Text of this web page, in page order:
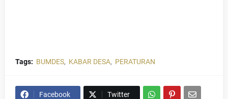
Tags: BUMDES KABAR DESA PERATURAN
Facebook Twitter